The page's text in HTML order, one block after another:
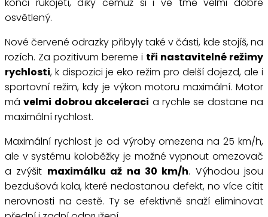
osvětlený.
Nové červené odrazky přibyly také v části, kde stojíš, na
rozích. Za pozitivum bereme i tři nastavitelné režimy
rychlosti, k dispozici je eko režim pro delší dojezd, ale i
sportovní režim, kdy je výkon motoru maximální. Motor
mávelmi dobrou akceleraci a rychle se dostane na
maximální rychlost.
Maximální rychlost je od výroby omezena na 25 km/h,
ale v systému koloběžky je možné vypnout omezovač
a zvýšit maximálku až na 30 km/h. Výhodou jsou
bezdušová kola, které nedostanou defekt, no více cítit
nerovnosti na cestě. Ty se efektivně snaží eliminovat